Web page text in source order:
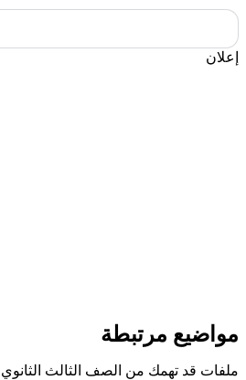
إعلان
مواضيع مرتبطة
ملفات قد تهمك من الصف الثالث الثانوي